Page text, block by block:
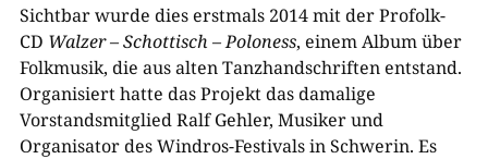
Sichtbar wurde dies erstmals 2014 mit der Profolk-
CD Walzer – Schottisch – Poloness, einem Album über
Folkmusik, die aus alten Tanzhandschriften entstand.
Organisiert hatte das Projekt das damalige
Vorstandsmitglied Ralf Gehler, Musiker und
Organisator des Windros-Festivals in Schwerin. Es